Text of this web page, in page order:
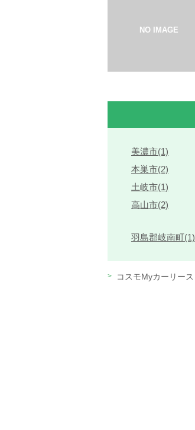
美濃市(1)
本巣市(2)
土岐市(1)
高山市(2)
羽島郡岐南町(1)
コスモMyカーリース